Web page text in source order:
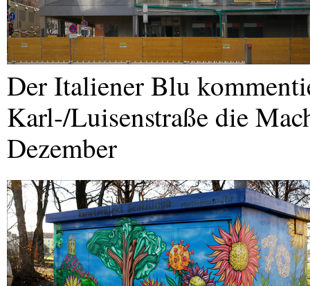
Der Italiener Blu
Karl-/Luisenstraße die
Dezember